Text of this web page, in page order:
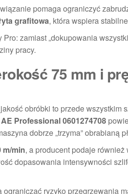
pomaga ograniczyć
grafitowa, która wspiera
zamiast „dokupowania
pracy.
75 mm i
obróbki to przede
Professional 0601274708
dobrze „trzyma” obrabianą
m/min, a producent podaje
dopasowania intensywności
ryzyko przegrzewania